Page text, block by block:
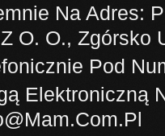
Na Adres:
O. O., Zgórsko
Pod
Elektroniczną